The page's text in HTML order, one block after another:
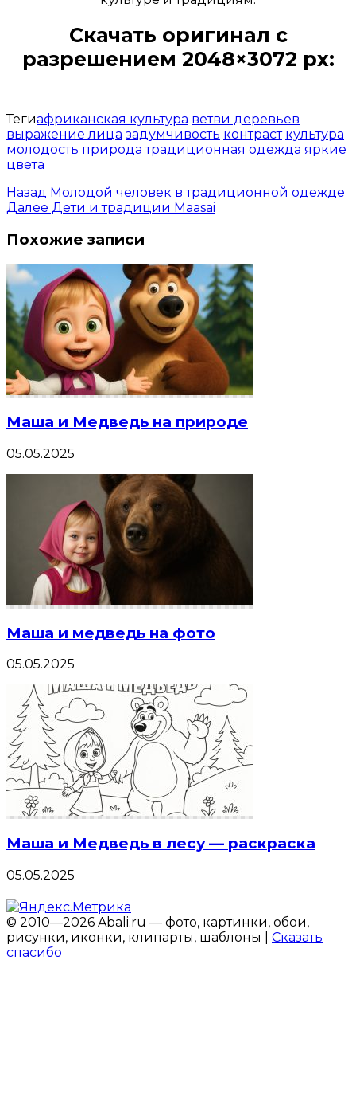
Скачать оригинал с
разрешением 2048×3072 px:
Тегиафриканская культура ветви деревьев
выражение лица задумчивость контраст культура
молодость природа традиционная одежда яркие
цвета
Назад Молодой человек в традиционной одежде
Далее Дети и традиции Maasai
Похожие записи
Маша и Медведь на природе
05.05.2025
Маша и медведь на фото
05.05.2025
Маша и Медведь в лесу — раскраска
05.05.2025
© 2010—2026 Abali.ru — фото, картинки, обои,
рисунки, иконки, клипарты, шаблоны | Сказать
спасибо